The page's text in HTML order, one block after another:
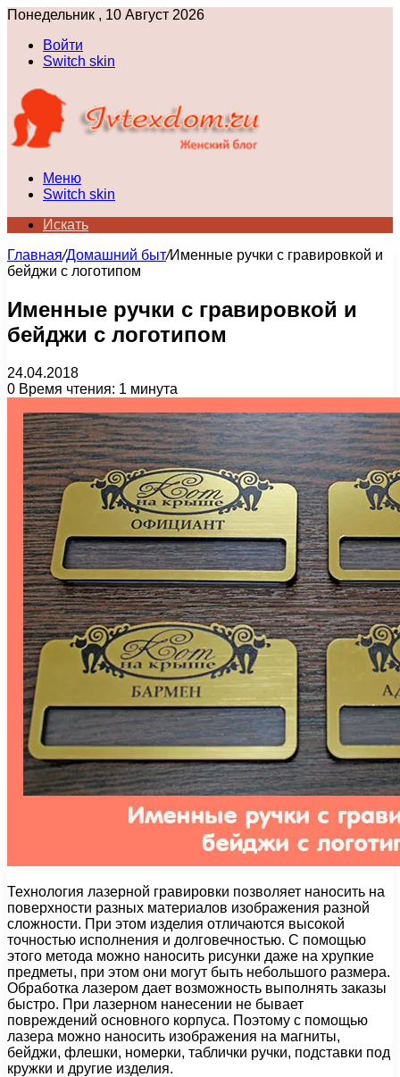
Понедельник , 10 Август 2026
Войти
Switch skin
Меню
Switch skin
Искать
Главная/Домашний быт/Именные ручки с гравировкой и
бейджи с логотипом
Именные ручки с гравировкой и
бейджи с логотипом
24.04.2018
0 Время чтения: 1 минута
Технология лазерной гравировки позволяет наносить на
поверхности разных материалов изображения разной
сложности. При этом изделия отличаются высокой
точностью исполнения и долговечностью. С помощью
этого метода можно наносить рисунки даже на хрупкие
предметы, при этом они могут быть небольшого размера.
Обработка лазером дает возможность выполнять заказы
быстро. При лазерном нанесении не бывает
повреждений основного корпуса. Поэтому с помощью
лазера можно наносить изображения на магниты,
бейджи, флешки, номерки, таблички ручки, подставки под
кружки и другие изделия.